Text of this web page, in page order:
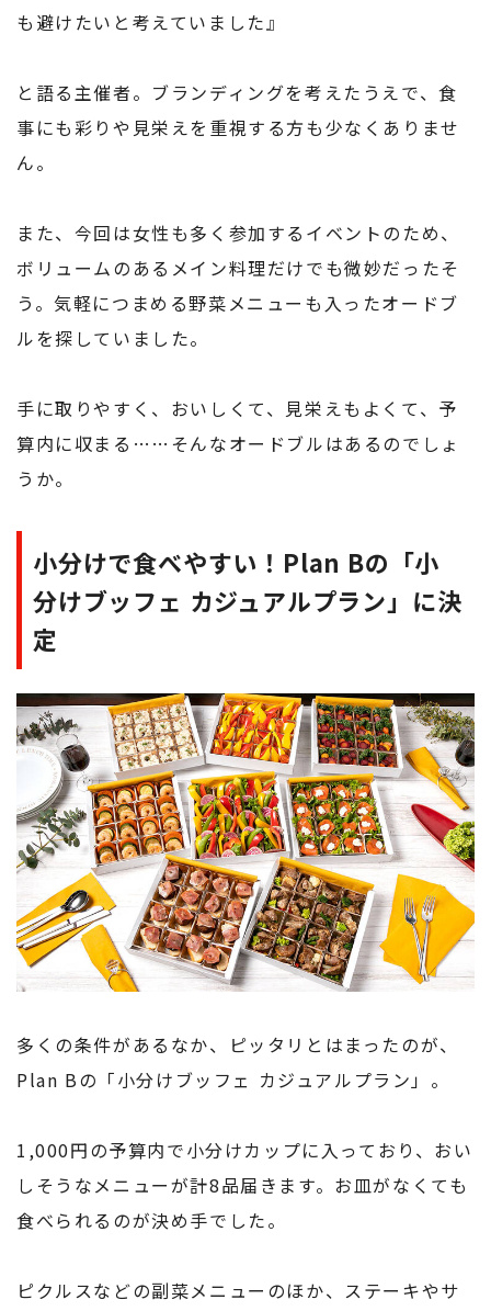
も避けたいと考えていました』
と語る主催者。ブランディングを考えたうえで、食
事にも彩りや見栄えを重視する方も少なくありませ
ん。
また、今回は女性も多く参加するイベントのため、
ボリュームのあるメイン料理だけでも微妙だったそ
う。気軽につまめる野菜メニューも入ったオードブ
ルを探していました。
手に取りやすく、おいしくて、見栄えもよくて、予
算内に収まる……そんなオードブルはあるのでしょ
うか。
小分けで食べやすい！Plan Bの「小
分けブッフェ カジュアルプラン」に決
定
多くの条件があるなか、ピッタリとはまったのが、
Plan Bの「小分けブッフェ カジュアルプラン」。
1,000円の予算内で小分けカップに入っており、おい
しそうなメニューが計8品届きます。お皿がなくても
食べられるのが決め手でした。
ピクルスなどの副菜メニューのほか、ステーキやサ